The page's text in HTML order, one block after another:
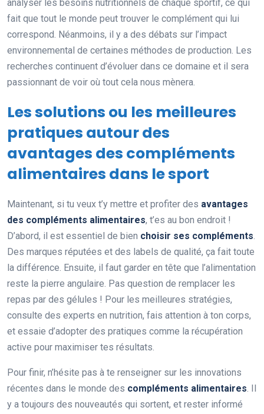
analyser les besoins nutritionnels de chaque sportif, ce qui
fait que tout le monde peut trouver le complément qui lui
correspond. Néanmoins, il y a des débats sur l’impact
environnemental de certaines méthodes de production. Les
recherches continuent d’évoluer dans ce domaine et il sera
passionnant de voir où tout cela nous mènera.
Les solutions ou les meilleures
pratiques autour des
avantages des compléments
alimentaires dans le sport
Maintenant, si tu veux t’y mettre et profiter des avantages
des compléments alimentaires, t’es au bon endroit !
D’abord, il est essentiel de bien choisir ses compléments.
Des marques réputées et des labels de qualité, ça fait toute
la différence. Ensuite, il faut garder en tête que l’alimentation
reste la pierre angulaire. Pas question de remplacer les
repas par des gélules ! Pour les meilleures stratégies,
consulte des experts en nutrition, fais attention à ton corps,
et essaie d’adopter des pratiques comme la récupération
active pour maximiser tes résultats.
Pour finir, n’hésite pas à te renseigner sur les innovations
récentes dans le monde des compléments alimentaires. Il
y a toujours des nouveautés qui sortent, et rester informé